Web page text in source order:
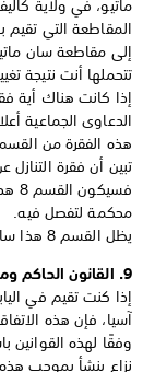
ماتيو، في ولاية
إلى مقاطعة سان
تتحملها أنت نتيجة
الدعاوى الجماعية
تبين أن فقرة التنازل
محكمة لتفصل فيه.
يظل القسم 8 هذا ساري المفعول بعد إنهاء هذه الاتفاقية.
9. القانون الحاكم ومكان نظر الدعوى
إذا كنت تقيم في
آسيا، فإن هذه
وفقًا لهذه القوانين
نزاع ينشأ بموجب